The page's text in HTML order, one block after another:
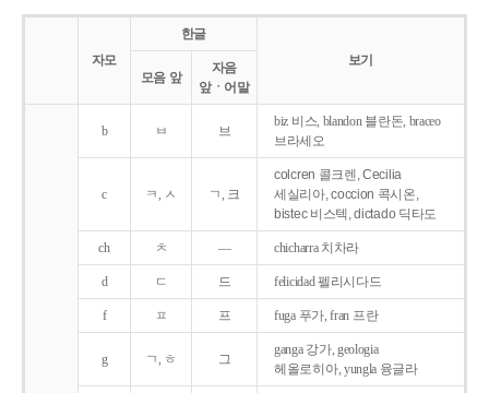
자모
한글
보기
모음 앞
자음
앞ㆍ어말
b ㅂ 브
biz 비스, blandon 블란돈, braceo
브라세오
c ㅋ, ㅅ ㄱ, 크
colcren 콜크렌, Cecilia
세실리아, coccion 콕시온,
bistec 비스텍, dictado 딕타도
ch ㅊ ― chicharra 치차라
d ㄷ 드 felicidad 펠리시다드
f ㅍ 프 fuga 푸가, fran 프란
g ㄱ, ㅎ 그
ganga 강가, geologia
헤올로히아, yungla 융글라